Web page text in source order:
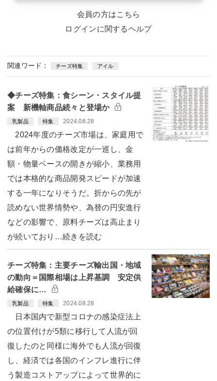
会員の方はこちら
ログインに関するヘルプ
関連ワード： チーズ特集 アイル
◆チーズ特集：食シーン・スタイル提
案 新機軸商品続々と登場か
乳製品 特集 2024.08.28
2024年度のチーズ市場は、家庭用で
は前年からの価格改定が一巡し、金
額・物量ベースの開きが縮小、業務用
では本格的な商品開発スピードが加速
する一年になりそうだ。折からの先が
読めない世界情勢や、為替の円安進行
などの影響で、原料チーズは高止まり
が続いており…続きを読む
チーズ特集：主要チーズ輸出国・地域
の動向＝国際相場は上昇基調 安定供
給確保に…
乳製品 特集 2024.08.28
日本国内で新型コロナの感染症法上
の位置付けが5類に移行して人流が回
復したのと同様に海外でも人流が回復
し、経済では各国のインフレ進行に伴
う製造コストアップによって世界的に